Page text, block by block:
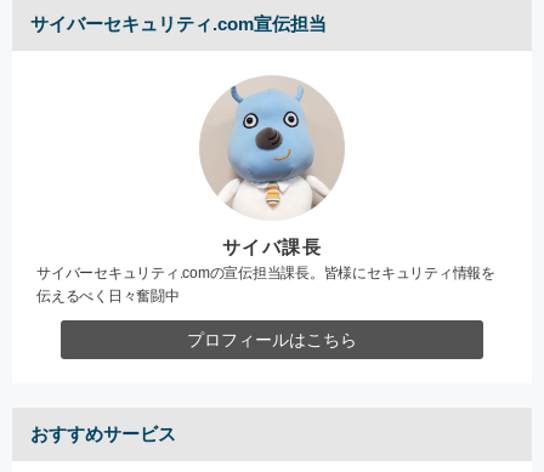
サイバーセキュリティ.com宣伝担当
サイバ課長
サイバーセキュリティ.comの宣伝担当課長。皆様にセキュリティ情報を
伝えるべく日々奮闘中
プロフィールはこちら
おすすめサービス